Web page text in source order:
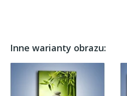
Inne warianty obrazu: